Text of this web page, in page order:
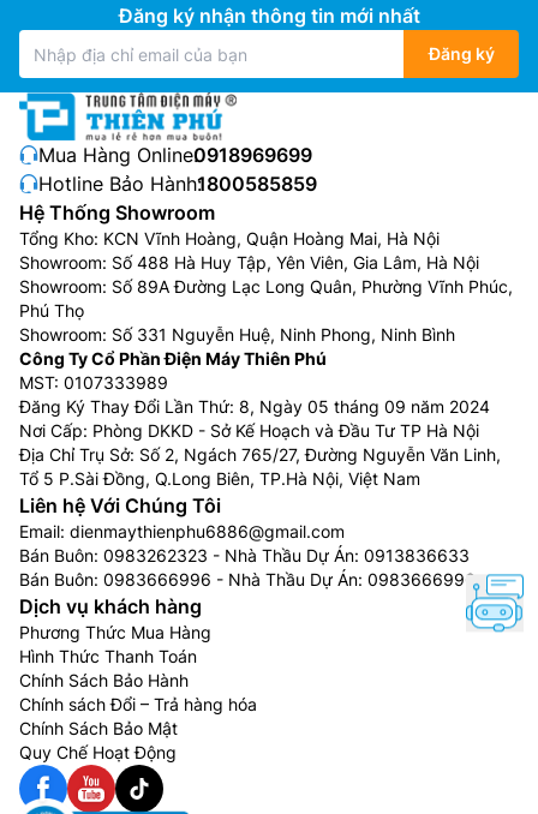
Đăng ký nhận thông tin mới nhất
Đăng ký
Mua Hàng Online:0918969699
Hotline Bảo Hành:1800585859
Hệ Thống Showroom
Tổng Kho: KCN Vĩnh Hoàng, Quận Hoàng Mai, Hà Nội
Showroom: Số 488 Hà Huy Tập, Yên Viên, Gia Lâm, Hà Nội
Showroom: Số 89A Đường Lạc Long Quân, Phường Vĩnh Phúc,
Phú Thọ
Showroom: Số 331 Nguyễn Huệ, Ninh Phong, Ninh Bình
Công Ty Cổ Phần Điện Máy Thiên Phú
MST: 0107333989
Đăng Ký Thay Đổi Lần Thứ: 8, Ngày 05 tháng 09 năm 2024
Nơi Cấp: Phòng DKKD - Sở Kế Hoạch và Đầu Tư TP Hà Nội
Địa Chỉ Trụ Sở: Số 2, Ngách 765/27, Đường Nguyễn Văn Linh,
Tổ 5 P.Sài Đồng, Q.Long Biên, TP.Hà Nội, Việt Nam
Liên hệ Với Chúng Tôi
Email: dienmaythienphu6886@gmail.com
Bán Buôn: 0983262323 - Nhà Thầu Dự Án: 0913836633
Bán Buôn: 0983666996 - Nhà Thầu Dự Án: 0983666996
Dịch vụ khách hàng
Phương Thức Mua Hàng
Hình Thức Thanh Toán
Chính Sách Bảo Hành
Chính sách Đổi – Trả hàng hóa
Chính Sách Bảo Mật
Quy Chế Hoạt Động